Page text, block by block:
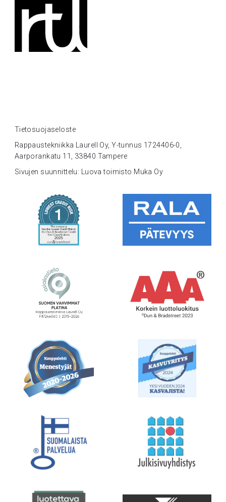
Tietosuojaseloste
Rappaustekniikka Laurell Oy, Y-tunnus 1724406-0,
Aarporankatu 11, 33840 Tampere
Sivujen suunnittelu: Luova toimisto Muka Oy